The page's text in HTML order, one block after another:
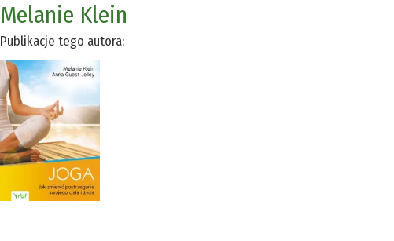
Melanie Klein
Publikacje tego autora: